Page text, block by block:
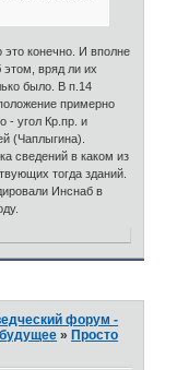
это конечно. И вполне
этом, вряд ли их
было. В п.14
примерно
- угол Кр.пр. и
(Чаплыгина).
сведений в каком из
тогда зданий.
Инснаб в
форум -
»Просто